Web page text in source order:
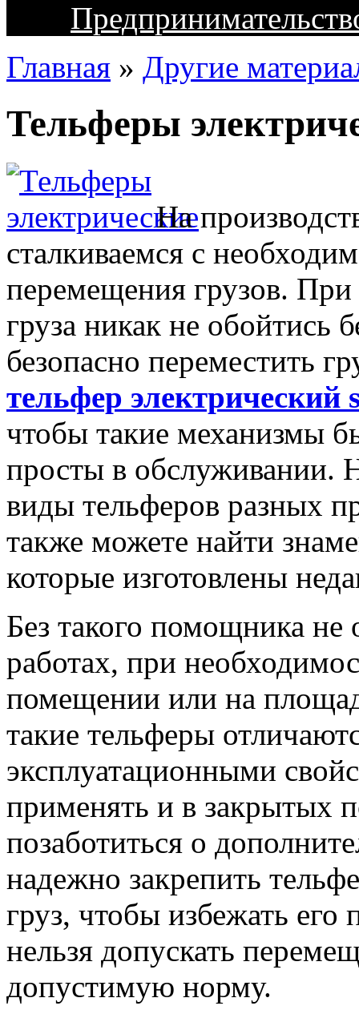
Главная » Другие
Тельферы
На
сталкиваемся с
перемещения грузов.
груза никак не обойтись
безопасно переместить
тельфер электрический
чтобы такие механизмы
просты в обслуживании.
виды тельферов разных
также можете найти
которые изготовлены
Без такого помощника не
работах, при
помещении или на
такие тельферы
эксплуатационными
применять и в закрытых
позаботиться о
надежно закрепить
груз, чтобы избежать
нельзя допускать
допустимую норму.